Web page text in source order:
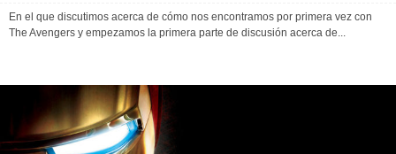
En el que discutimos acerca de cómo nos encontramos por primera vez con
The Avengers y empezamos la primera parte de discusión acerca de...